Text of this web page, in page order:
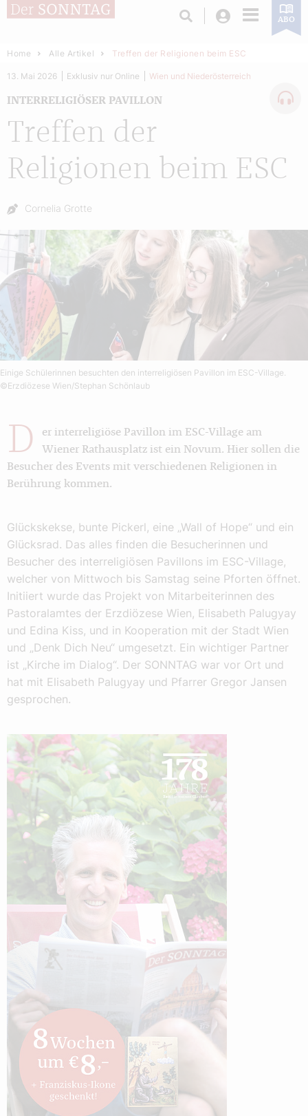
Login ABO
Home Alle Artikel Treffen der Religionen beim ESC
Treffen der
Religionen beim ESC
INTERRELIGIÖSER PAVILLON
13. Mai 2026 Exklusiv nur Online Wien und Niederösterreich
Autor:
Cornelia Grotte
Einige Schülerinnen besuchten den interreligiösen Pavillon im ESC-Village.
©Erzdiözese Wien/Stephan Schönlaub
D
er interreligiöse Pavillon im ESC-Village am
Wiener Rathausplatz ist ein Novum. Hier sollen die
Besucher des Events mit verschiedenen Religionen in
Berührung kommen.
Glückskekse, bunte Pickerl, eine „Wall of Hope“ und ein
Glücksrad. Das alles finden die Besucherinnen und
Besucher des interreligiösen Pavillons im ESC-Village,
welcher von Mittwoch bis Samstag seine Pforten öffnet.
Initiiert wurde das Projekt von Mitarbeiterinnen des
Pastoralamtes der Erzdiözese Wien, Elisabeth Palugyay
und Edina Kiss, und in Kooperation mit der Stadt Wien
und „Denk Dich Neu“ umgesetzt. Ein wichtiger Partner
ist „Kirche im Dialog“. Der SONNTAG war vor Ort und
hat mit Elisabeth Palugyay und Pfarrer Gregor Jansen
gesprochen.